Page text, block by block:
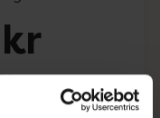
kr